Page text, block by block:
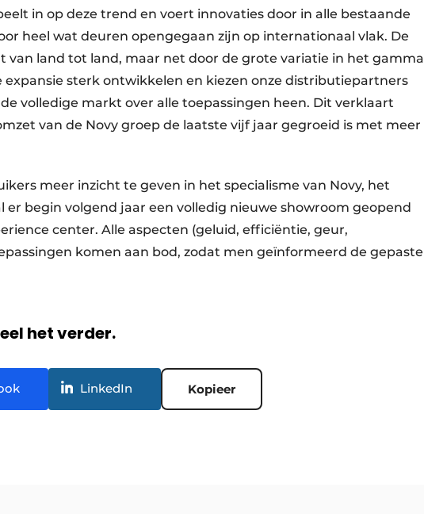
in op deze trend en voert innovaties door in alle bestaande
heel wat deuren opengegaan zijn op internationaal vlak. De
van land tot land, maar net door de grote variatie in het gamma
expansie sterk ontwikkelen en kiezen onze distributiepartners
volledige markt over alle toepassingen heen. Dit verklaart
van de Novy groep de laatste vijf jaar gegroeid is met meer
meer inzicht te geven in het specialisme van Novy, het
er begin volgend jaar een volledig nieuwe showroom geopend
center. Alle aspecten (geluid, efficiëntie, geur,
komen aan bod, zodat men geïnformeerd de gepaste
het verder.
LinkedIn Kopieer